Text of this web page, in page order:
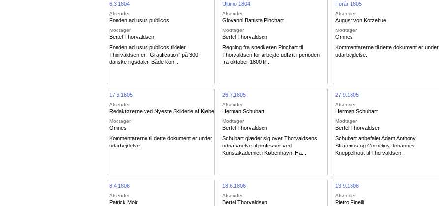
6.3.1804
Afsender
Fonden ad usus publicos
Modtager
Bertel Thorvaldsen
Fonden ad usus publicos tildeler
Thorvaldsen en “Gratification” på 300
danske rigsdaler. Både kon...
Ultimo 1804
Afsender
Giovanni Battista Pinchart
Modtager
Bertel Thorvaldsen
Regning fra snedkeren Pinchart til
Thorvaldsen for arbejde udført i perioden
fra oktober 1800 til...
Forår 1805
Afsender
August von Kotzebue
Modtager
Omnes
Kommentarerne til dette dokument er under
udarbejdelse.
17.6.1805
Afsender
Redaktørerne ved Nyeste Skilderie af Kjøbenhavn
Modtager
Omnes
Kommentarerne til dette dokument er under
udarbejdelse.
26.7.1805
Afsender
Herman Schubart
Modtager
Bertel Thorvaldsen
Schubart glæder sig over Thorvaldsens
udnævnelse til professor ved
Kunstakademiet i København. Ha...
27.9.1805
Afsender
Herman Schubart
Modtager
Bertel Thorvaldsen
Schubart anbefaler Adam Anthony
Stratenus og Cornelius Johannes
Kneppelhout til Thorvaldsen.
8.4.1806
Afsender
Patrick Moir
18.6.1806
Afsender
Bertel Thorvaldsen
13.9.1806
Afsender
Pietro Finelli